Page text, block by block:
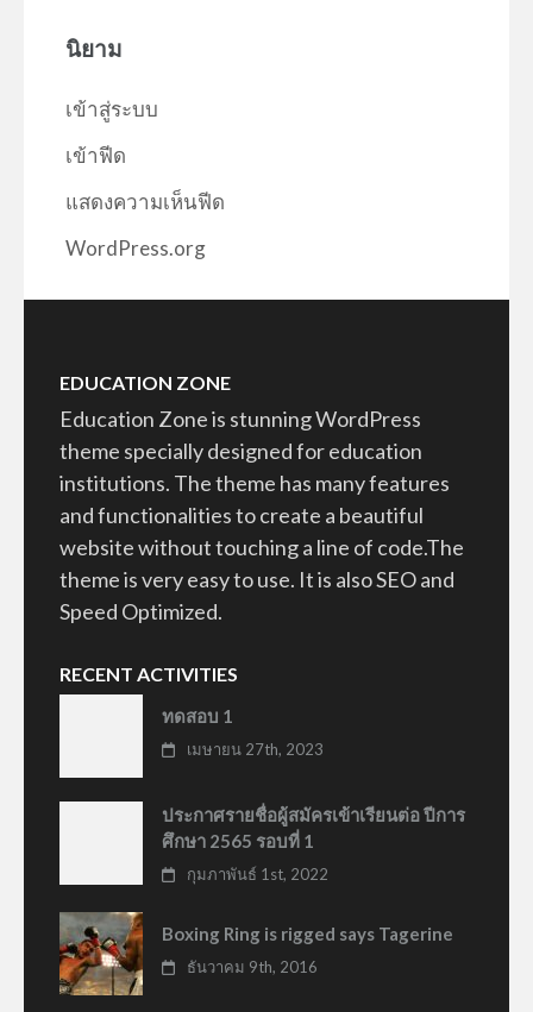
นิยาม
เข้าสู่ระบบ
เข้าฟีด
แสดงความเห็นฟีด
WordPress.org
EDUCATION ZONE
Education Zone is stunning WordPress
theme specially designed for education
institutions. The theme has many features
and functionalities to create a beautiful
website without touching a line of code.The
theme is very easy to use. It is also SEO and
Speed Optimized.
RECENT ACTIVITIES
ทดสอบ 1
เมษายน 27th, 2023
ประกาศรายชื่อผู้สมัครเข้าเรียนต่อ ปีการ
ศึกษา 2565 รอบที่ 1
กุมภาพันธ์ 1st, 2022
Boxing Ring is rigged says Tagerine
ธันวาคม 9th, 2016